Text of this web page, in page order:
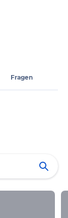
Fragen